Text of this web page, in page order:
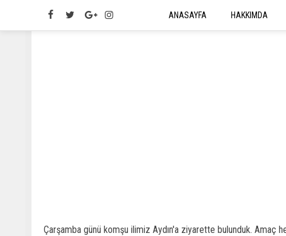
ANASAYFA HAKKIMDA
Çarşamba günü komşu ilimiz Aydın'a ziyarette bulunduk. Amaç